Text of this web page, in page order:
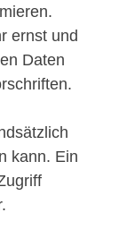
ernst und
Daten
kann. Ein